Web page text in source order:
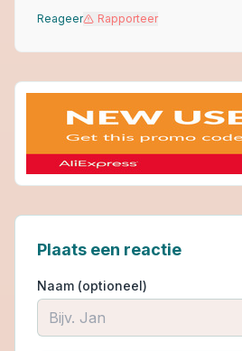
Reageer Rapporteer
Plaats een reactie
Naam (optioneel)